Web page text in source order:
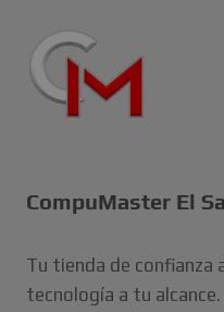
CompuMaster El
Tu tienda de confianza
tecnología a tu